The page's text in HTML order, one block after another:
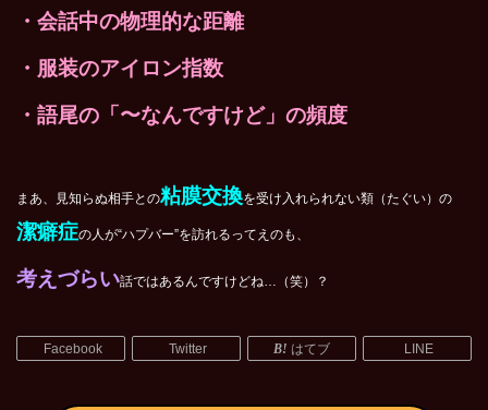
・会話中の物理的な距離
・服装のアイロン指数
・語尾の「〜なんですけど」の頻度
まあ、見知らぬ相手との粘膜交換を受け入れられない類（たぐい）の
潔癖症の人が“ハプバー”を訪れるってえのも、
考えづらい話ではあるんですけどね…（笑）？
Facebook Twitter はてブ LINE